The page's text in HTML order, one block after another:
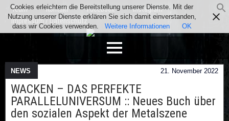
Team Kontakt Facebook
Instagram
Impressum / Datenschutz
NEWS 21. November 2022
WACKEN – DAS PERFEKTE
PARALLELUNIVERSUM :: Neues Buch über
den sozialen Aspekt der Metalszene
Cookies erleichtern die Bereitstellung unserer Dienste. Mit der
Nutzung unserer Dienste erklären Sie sich damit einverstanden,
dass wir Cookies verwenden.
Weitere Informationen OK